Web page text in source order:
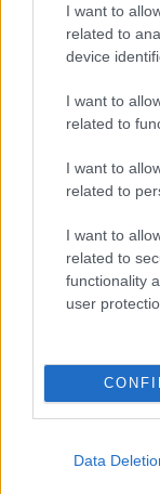
I want to
related to
device
I want to
related to
I want to
related to
I want to
related to
functionality
user
Data